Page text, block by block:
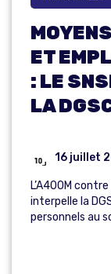
ET
: LE
LA
16 juillet
L’A400M
interpelle la
personnels au